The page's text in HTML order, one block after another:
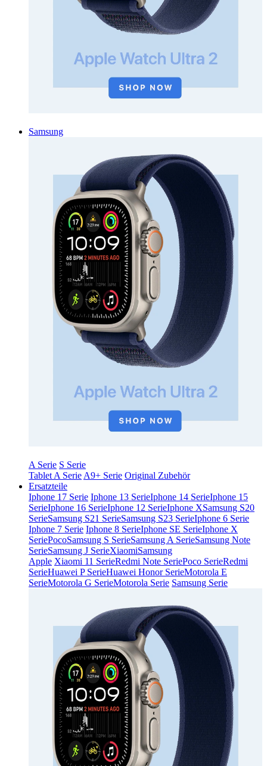
Samsung
A Serie S Serie
Tablet A Serie A9+ Serie Original Zubehör
Ersatzteile
Iphone 17 Serie Iphone 13 SerieIphone 14 SerieIphone 15
SerieIphone 16 SerieIphone 12 SerieIphone XSamsung S20
SerieSamsung S21 SerieSamsung S23 SerieIphone 6 Serie
Iphone 7 Serie Iphone 8 SerieIphone SE SerieIphone X
SeriePocoSamsung S SerieSamsung A SerieSamsung Note
SerieSamsung J SerieXiaomiSamsung
Apple Xiaomi 11 SerieRedmi Note SeriePoco SerieRedmi
SerieHuawei P SerieHuawei Honor SerieMotorola E
SerieMotorola G SerieMotorola Serie Samsung Serie